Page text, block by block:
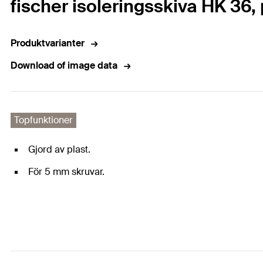
fischer isoleringsskiva HK 36,
Produktvarianter
Download of image data
Topfunktioner
Gjord av plast.
För 5 mm skruvar.